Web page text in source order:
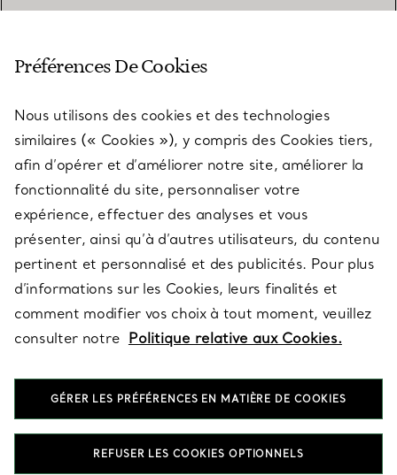
SERVICES
À PROPOS
QUESTIONS LÉGALES
SUIVEZ-NOUS
Préférences De Cookies
Nous utilisons des cookies et des technologies
similaires (« Cookies »), y compris des Cookies tiers,
afin d’opérer et d’améliorer notre site, améliorer la
fonctionnalité du site, personnaliser votre
expérience, effectuer des analyses et vous
présenter, ainsi qu’à d’autres utilisateurs, du contenu
pertinent et personnalisé et des publicités. Pour plus
d’informations sur les Cookies, leurs finalités et
comment modifier vos choix à tout moment, veuillez
consulter notre Politique relative aux Cookies.
GÉRER LES PRÉFÉRENCES EN MATIÈRE DE COOKIES
REFUSER LES COOKIES OPTIONNELS